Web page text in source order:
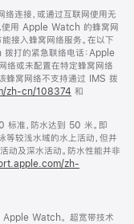
连接，或通过互联网使用无
使用 Apple Watch 的蜂窝网
接入蜂窝网络服务。在以下
打的紧急联络电话：Apple
或未配置在特定蜂窝网络
蜂窝网络不支持通过 IMS 拨
zh-cn/108374 (在
口
中
打
开)
和
准，防水达到 50 米。即
较浅水域的水上活动，但并
动及深水活动。防水性能并非
zh-
Apple Watch。 超宽带技术